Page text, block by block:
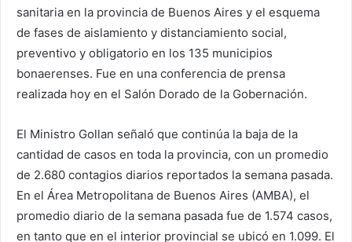
sanitaria en la provincia de Buenos Aires y el esquema
de fases de aislamiento y distanciamiento social,
preventivo y obligatorio en los 135 municipios
bonaerenses. Fue en una conferencia de prensa
realizada hoy en el Salón Dorado de la Gobernación.
El Ministro Gollan señaló que continúa la baja de la
cantidad de casos en toda la provincia, con un promedio
de 2.680 contagios diarios reportados la semana pasada.
En el Área Metropolitana de Buenos Aires (AMBA), el
promedio diario de la semana pasada fue de 1.574 casos,
en tanto que en el interior provincial se ubicó en 1.099. El